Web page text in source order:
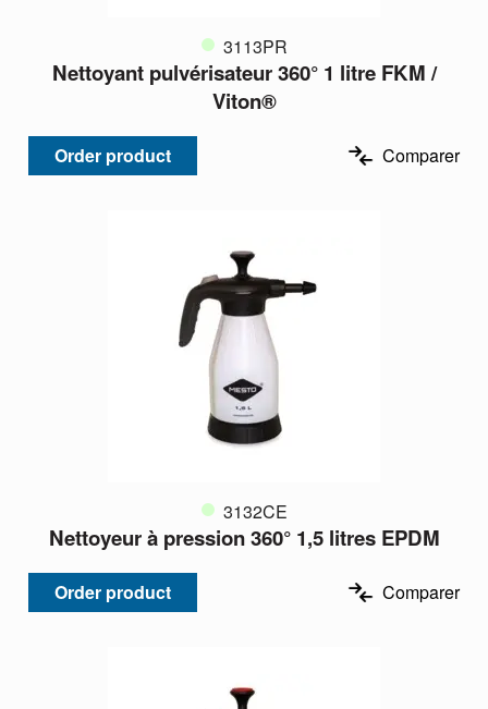
3113PR
Nettoyant pulvérisateur 360° 1 litre FKM /
Viton®
Order product Comparer
3132CE
Nettoyeur à pression 360° 1,5 litres EPDM
Order product Comparer